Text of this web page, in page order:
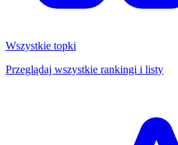
Wszystkie topki
Przeglądaj wszystkie rankingi i listy